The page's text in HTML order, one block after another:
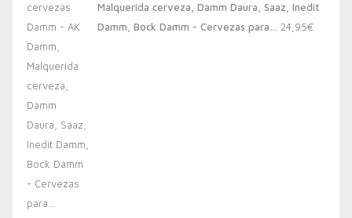
20,00€.13,88€.
Malquerida cerveza, Damm Daura, Saaz, Inedit
Damm, Bock Damm - Cervezas para… 24,95€